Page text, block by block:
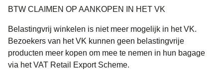
BTW CLAIMEN OP AANKOPEN IN HET VK
Belastingvrij winkelen is niet meer mogelijk in het VK.
Bezoekers van het VK kunnen geen belastingvrije
producten meer kopen om mee te nemen in hun bagage
via het VAT Retail Export Scheme.